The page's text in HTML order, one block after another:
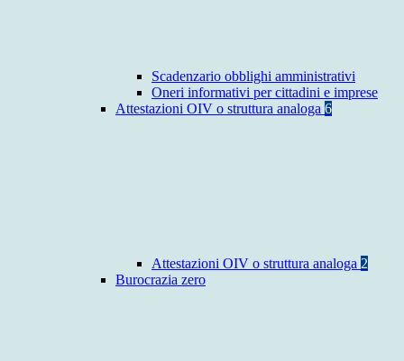
Scadenzario obblighi amministrativi
Oneri informativi per cittadini e imprese
Attestazioni OIV o struttura analoga 6
Attestazioni OIV o struttura analoga 2
Burocrazia zero